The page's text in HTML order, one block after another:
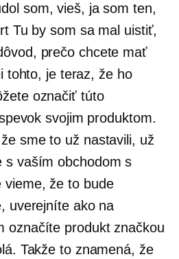
som, vieš, ja som ten,
Tu by som sa mal uistiť,
prečo chcete mať
tohto, je teraz, že ho
označiť túto
svojim produktom.
sme to už nastavili, už
s vaším obchodom s
vieme, že to bude
uverejníte ako na
označíte produkt značkou
Takže to znamená, že